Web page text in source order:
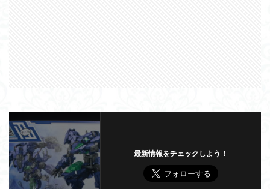
最新情報をチェックしよう！